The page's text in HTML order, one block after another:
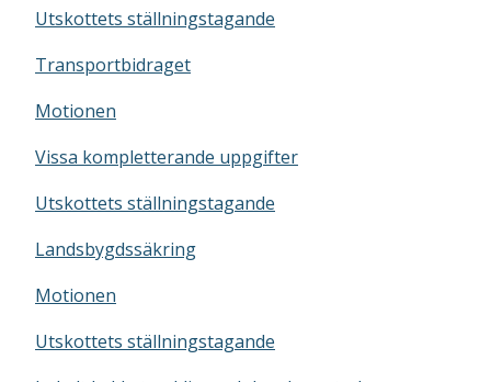
Utskottets ställningstagande
Transportbidraget
Motionen
Vissa kompletterande uppgifter
Utskottets ställningstagande
Landsbygdssäkring
Motionen
Utskottets ställningstagande